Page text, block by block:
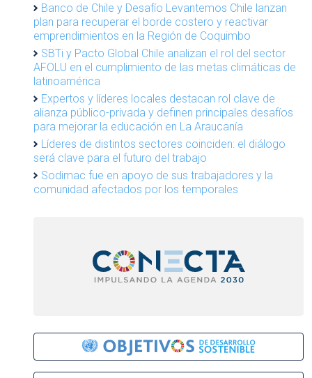
Banco de Chile y Desafío Levantemos Chile lanzan
plan para recuperar el borde costero y reactivar
emprendimientos en la Región de Coquimbo
SBTi y Pacto Global Chile analizan el rol del sector
AFOLU en el cumplimiento de las metas climáticas de
latinoamérica
Expertos y líderes locales destacan rol clave de
alianza público-privada y definen principales desafíos
para mejorar la educación en La Araucanía
Líderes de distintos sectores coinciden: el diálogo
será clave para el futuro del trabajo
Sodimac fue en apoyo de sus trabajadores y la
comunidad afectados por los temporales